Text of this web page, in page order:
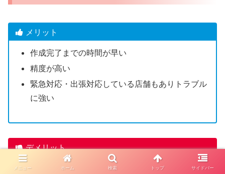
メリット
作成完了までの時間が早い
精度が高い
緊急対応・出張対応している店舗もありトラブル
に強い
デメリット
一部のディンプルキーは店舗で合鍵作成できない
メニュー ホーム 検索 トップ サイドバー